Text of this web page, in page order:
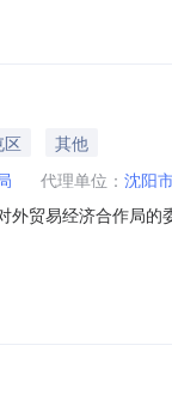
其他
代理单位： 沈阳
外贸易经济合作局
包，投标人对所投